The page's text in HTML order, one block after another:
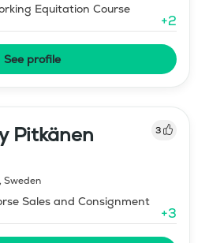
Equitation Course
+2
See profile
Pitkänen 3
, Sweden
Sales and Consignment
+3